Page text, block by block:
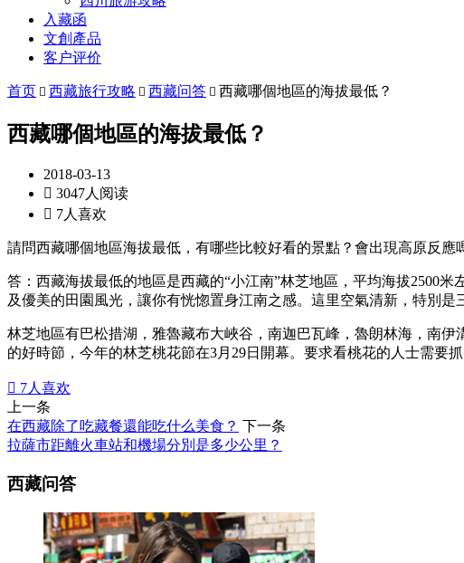
入藏函
文創產品
客户评价
首页  西藏旅行攻略  西藏问答  西藏哪個地區的海拔最低？
西藏哪個地區的海拔最低？
2018-03-13
 3047人阅读
 7人喜欢
請問西藏哪個地區海拔最低，有哪些比較好看的景點？會出現高原反應
答：西藏海拔最低的地區是西藏的“小江南”林芝地區，平均海拔2500
及優美的田園風光，讓你有恍惚置身江南之感。這里空氣清新，特別是
林芝地區有巴松措湖，雅魯藏布大峽谷，南迦巴瓦峰，魯朗林海，南
的好時節，今年的林芝桃花節在3月29日開幕。要求看桃花的人士需要抓
 7人喜欢
上一条
在西藏除了吃藏餐還能吃什么美食？ 下一条
拉薩市距離火車站和機場分別是多少公里？
西藏问答